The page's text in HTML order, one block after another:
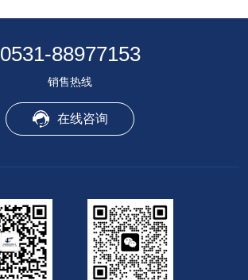
0531-88977153
销售热线
在线咨询